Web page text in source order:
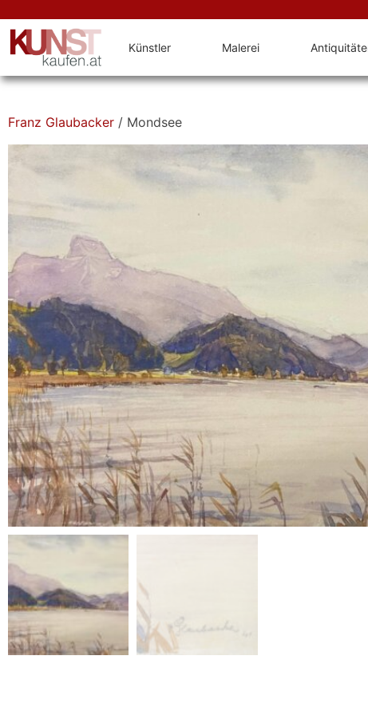
Künstler Malerei
Franz Glaubacker / Mondsee